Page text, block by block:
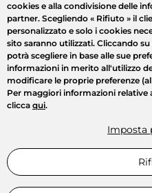
cookies e alla condivisione delle
partner. Scegliendo « Rifiuto » il
personalizzato e solo i cookies
sito saranno utilizzati. Cliccando su
potrà scegliere in base alle sue
informazioni in merito all'utilizzo
modificare le proprie preferenze
Per maggiori informazioni relative
clicca qui.
Imposta